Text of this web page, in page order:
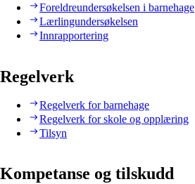
Foreldreundersøkelsen i barnehage
Lærlingundersøkelsen
Innrapportering
Regelverk
Regelverk for barnehage
Regelverk for skole og opplæring
Tilsyn
Kompetanse og tilskudd